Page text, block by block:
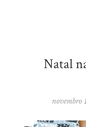
Natal
novembro